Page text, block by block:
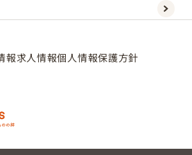
報求人情報個人情報保護方針